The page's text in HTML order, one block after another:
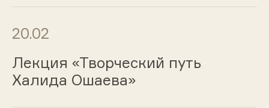
20.02
Лекция «Творческий путь
Халида Ошаева»